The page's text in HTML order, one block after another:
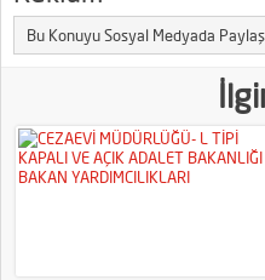
Bu Konuyu Sosyal Medyada Paylaş